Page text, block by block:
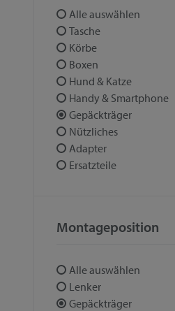
Alle auswählen
Tasche
Körbe
Boxen
Hund & Katze
Handy & Smartphone
Gepäckträger
Nützliches
Adapter
Ersatzteile
Montageposition
Alle auswählen
Lenker
Gepäckträger